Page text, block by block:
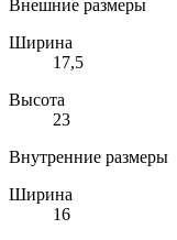
Внешние размеры
Ширина
17,5
Высота
23
Внутренние размеры
Ширина
16